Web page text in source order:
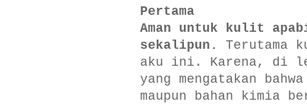
Pertama
Aman untuk kulit
sekalipun.
Terutama
aku ini. Karena, di
yang mengatakan
maupun bahan kimia